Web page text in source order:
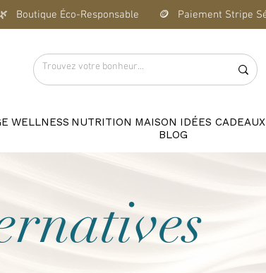
WELLNESS NUTRITION MAISON IDÉES CADEAUX
BLOG